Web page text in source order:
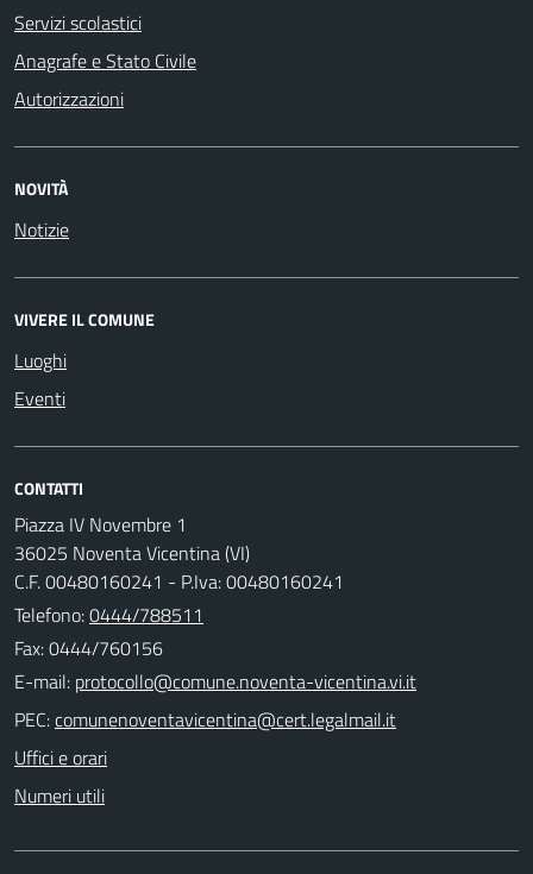
Servizi scolastici
Anagrafe e Stato Civile
Autorizzazioni
NOVITÀ
Notizie
VIVERE IL COMUNE
Luoghi
Eventi
CONTATTI
Piazza IV Novembre 1
36025 Noventa Vicentina (VI)
C.F. 00480160241 - P.Iva: 00480160241
Telefono:0444/788511
Fax: 0444/760156
E-mail:
PEC:
Uffici e orari
Numeri utili